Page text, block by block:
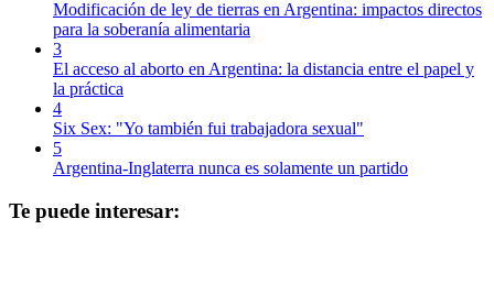
Modificación de ley de tierras en Argentina: impactos directos
para la soberanía alimentaria
3
El acceso al aborto en Argentina: la distancia entre el papel y
la práctica
4
Six Sex: "Yo también fui trabajadora sexual"
5
Argentina-Inglaterra nunca es solamente un partido
Te puede interesar: